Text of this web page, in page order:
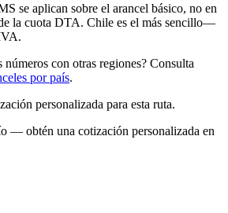
se aplican sobre el arancel básico, no en
la cuota DTA. Chile es el más sencillo—
números con otras regiones? Consulta
por país.
personalizada para esta ruta.
— obtén una cotización personalizada en